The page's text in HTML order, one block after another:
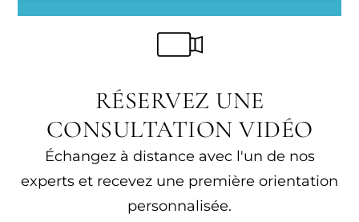
RÉSERVEZ UNE
CONSULTATION VIDÉO
Échangez à distance avec l'un de nos
experts et recevez une première orientation
personnalisée.